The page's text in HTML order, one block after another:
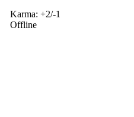
Karma: +2/-1
Offline